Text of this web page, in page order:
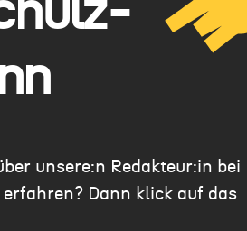
unsere:n Redakteur:in bei
erfahren? Dann klick auf das